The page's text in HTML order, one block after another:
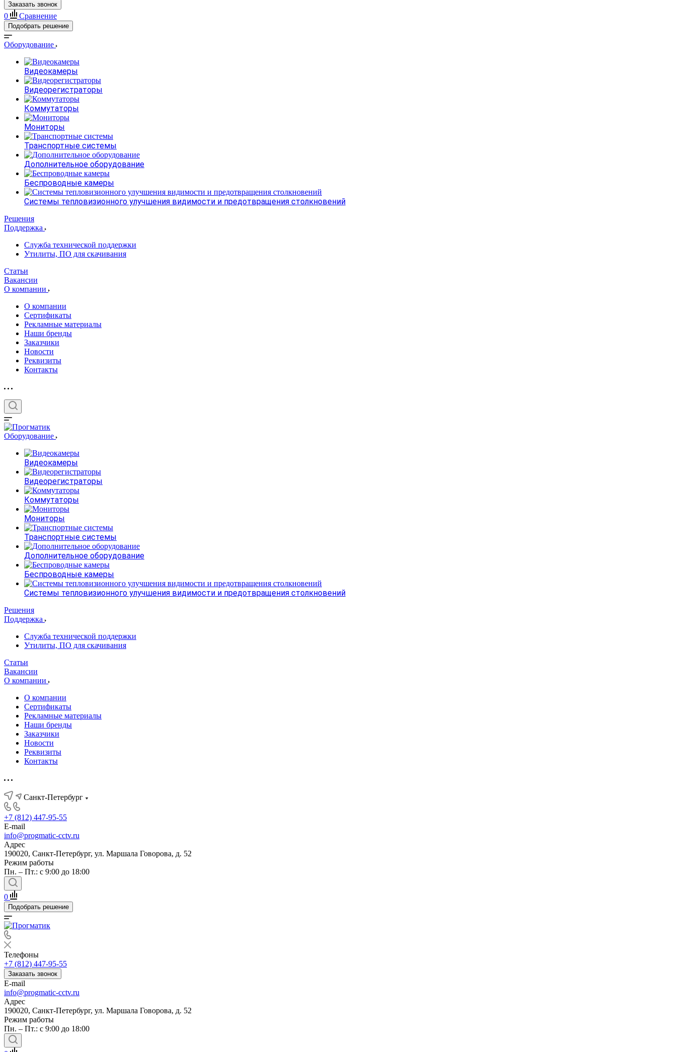
Заказать звонок
0 Сравнение
Подобрать решение
Оборудование
Видеокамеры
Видеорегистраторы
Коммутаторы
Мониторы
Транспортные системы
Дополнительное оборудование
Беспроводные камеры
Системы тепловизионного улучшения видимости и предотвращения столкновений
Решения
Поддержка
Служба технической поддержки
Утилиты, ПО для скачивания
Статьи
Вакансии
О компании
О компании
Сертификаты
Рекламные материалы
Наши бренды
Заказчики
Новости
Реквизиты
Контакты
Оборудование
Видеокамеры
Видеорегистраторы
Коммутаторы
Мониторы
Транспортные системы
Дополнительное оборудование
Беспроводные камеры
Системы тепловизионного улучшения видимости и предотвращения столкновений
Решения
Поддержка
Служба технической поддержки
Утилиты, ПО для скачивания
Статьи
Вакансии
О компании
О компании
Сертификаты
Рекламные материалы
Наши бренды
Заказчики
Новости
Реквизиты
Контакты
Санкт-Петербург
+7 (812) 447-95-55
E-mail
info@progmatic-cctv.ru
Адрес
190020, Санкт-Петербург, ул. Маршала Говорова, д. 52
Режим работы
Пн. – Пт.: с 9:00 до 18:00
0
Подобрать решение
Телефоны
+7 (812) 447-95-55
Заказать звонок
E-mail
info@progmatic-cctv.ru
Адрес
190020, Санкт-Петербург, ул. Маршала Говорова, д. 52
Режим работы
Пн. – Пт.: с 9:00 до 18:00